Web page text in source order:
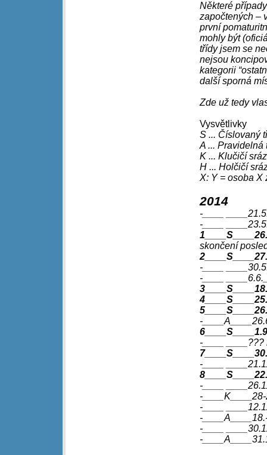
Některé
započtených –
první
mohly být
třídy jsem se
nejsou
kategorii
další sporná
Zde už tedy
Vysvětlivky
S ... Číslovaný
A ... Pravidelná
K ... Klučičí
H ... Holčičí
X: Y = osoba X
2014
-____
-____
skončení
-____
-____
-
-____
-____
-____
-
-____
-
-____
-